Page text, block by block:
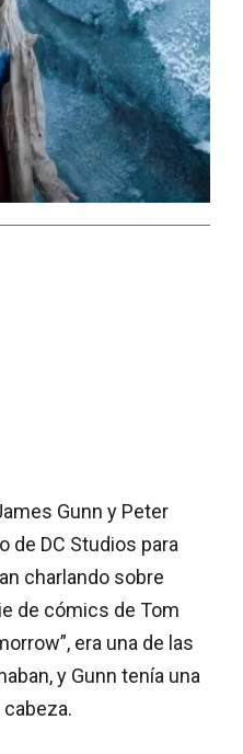
Gunn y Peter
de DC Studios para
charlando sobre
de cómics de Tom
era una de las
y Gunn tenía una